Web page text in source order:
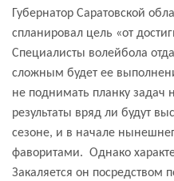
Губернатор Саратовской
спланировал цель «от
Специалисты волейбола
сложным будет ее
не поднимать планку задач
результаты вряд ли будут
сезоне, и в начале
фаворитами. Однако
Закаляется он посредством